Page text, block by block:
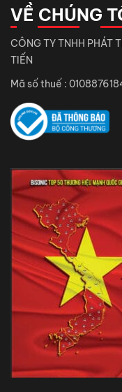
VỀ CHÚNG
CÔNG TY TNHH PHÁT
TIẾN
Mã số thuế :